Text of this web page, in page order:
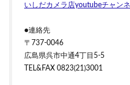
いしだカメラ店youtubeチャン
●連絡先
〒737-0046
広島県呉市中通4丁目5-5
TEL&FAX 0823(21)3001